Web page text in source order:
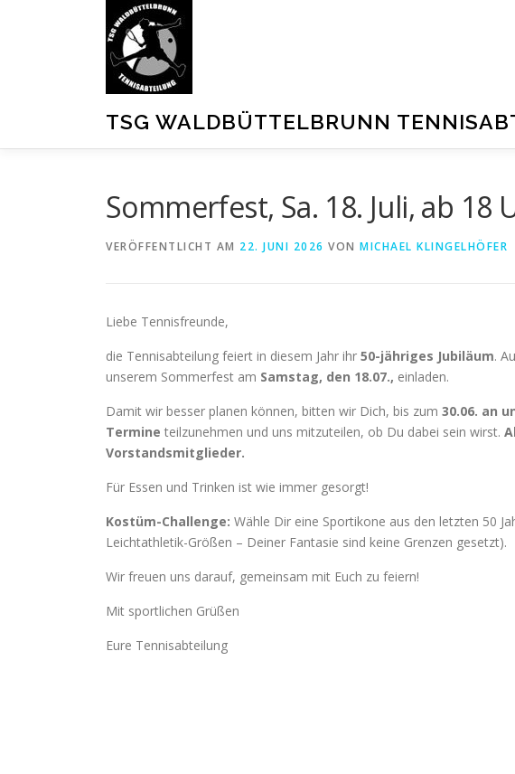
TSG WALDBÜTTELBRUNN
Sommerfest, Sa. 18. Juli, ab 18
VERÖFFENTLICHT AM 22. JUNI 2026 VON MICHAEL KLINGELHÖFER
Liebe Tennisfreunde,
die Tennisabteilung feiert in diesem Jahr ihr 50-jähriges Jubiläum.
unserem Sommerfest am Samstag, den 18.07., einladen.
Damit wir besser planen können, bitten wir Dich, bis zum 30.06. an
Termine teilzunehmen und uns mitzuteilen, ob Du dabei sein wirst.
Vorstandsmitglieder.
Für Essen und Trinken ist wie immer gesorgt!
Kostüm-Challenge: Wähle Dir eine Sportikone aus den letzten 50
Leichtathletik-Größen – Deiner Fantasie sind keine Grenzen gesetzt).
Wir freuen uns darauf, gemeinsam mit Euch zu feiern!
Mit sportlichen Grüßen
Eure Tennisabteilung